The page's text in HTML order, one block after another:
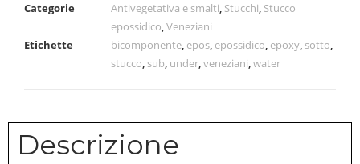
Categorie
Antivegetativa e smalti, Stucchi, Stucco
epossidico,Veneziani
Etichette
bicomponente, epos, epossidico, epoxy, sotto,
stucco, sub, under,veneziani,water
Descrizione